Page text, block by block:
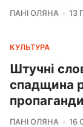
ПАНІ ОЛЯНА 13
КУЛЬТУРА
Штучні
спадщина
пропаганди
ПАНІ ОЛЯНА 16